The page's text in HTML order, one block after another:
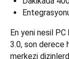
En yeni nesil
3.0, son derece
merkezi